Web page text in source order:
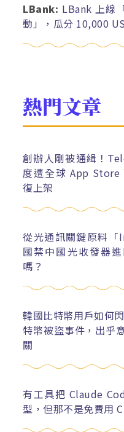
LBank: LBank 上線
動」，瓜分 10,000
熱門文章
創辦人剛被通緝！
度遭全球 App Store
復上架
從光通訊關鍵原料「
國禁中國光收發器
嗎？
韓國比特幣用戶如何
特幣被盜事件，出乎
關
有工具把 Claude
型，但那不是免費用